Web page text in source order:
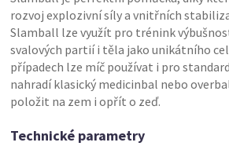
rozvoj explozivní síly a vnitřních
Slamball lze využít pro trénink
svalových partií i těla jako unikátního
případech lze míč používat i pro
nahradí klasický medicinbal nebo
položit na zem i opřít o zeď.
Technické parametry